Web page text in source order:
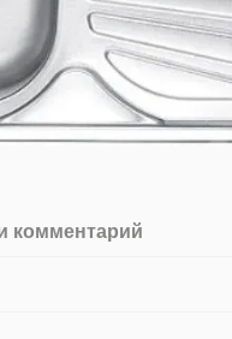
комментарий